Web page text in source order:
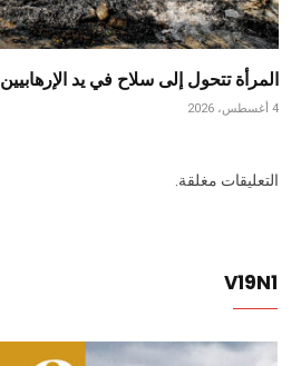
المرأة تتحول إلى سلاح في يد الإرهابيين
4 أغسطس، 2026
التعليقات مغلقة.
V19N1